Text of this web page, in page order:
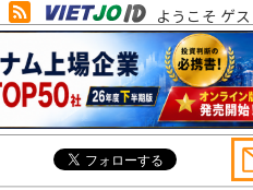
ようこそ ゲ